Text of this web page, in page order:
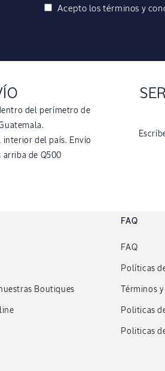
Acepto lostérminos y
del perímetro de
interior del país. Envío
arriba de Q500
Boutiques
FAQ
FAQ
Políticas
Términos
Politicas
Politicas